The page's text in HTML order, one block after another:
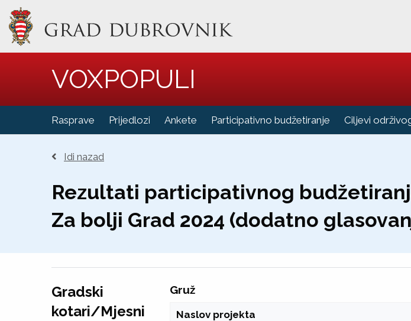
VOXPOPULI
Rasprave Prijedlozi Ankete Participativno budžetiranje Ciljevi
Idi nazad
Rezultati participativnog
Za bolji Grad 2024 (dodatno
Gradski
kotari/Mjesni
Gruž
Naslov projekta